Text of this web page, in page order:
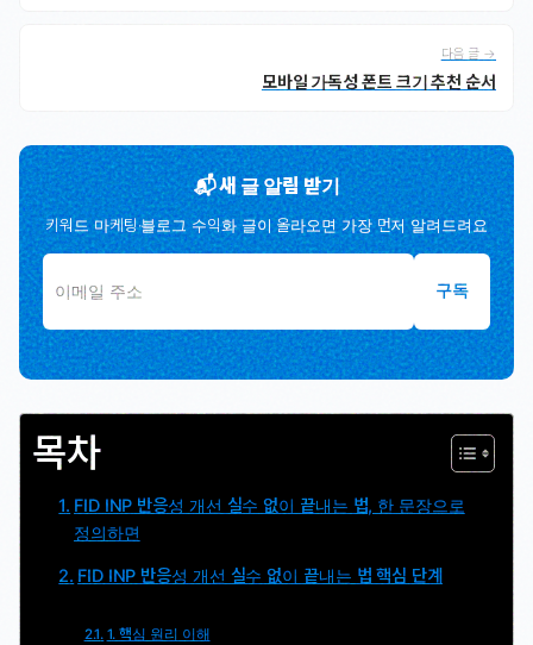
다음 글 →
모바일 가독성 폰트 크기 추천 순서
📬 새 글 알림 받기
키워드 마케팅·블로그 수익화 글이 올라오면 가장 먼저 알려드려요
구독
목차
FID INP 반응성 개선 실수 없이 끝내는 법, 한 문장으로
정의하면
FID INP 반응성 개선 실수 없이 끝내는 법 핵심 단계
1. 핵심 원리 이해